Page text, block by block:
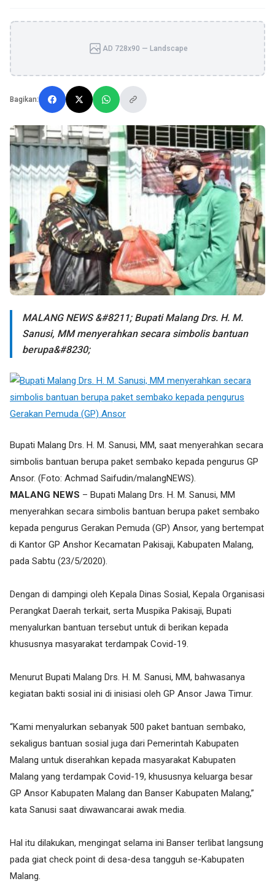
AD 728x90 — Landscape
Bagikan:
MALANG NEWS &#8211; Bupati Malang Drs. H. M.
Sanusi, MM menyerahkan secara simbolis bantuan
berupa&#8230;
Bupati Malang Drs. H. M. Sanusi, MM, saat menyerahkan secara
simbolis bantuan berupa paket sembako kepada pengurus GP
Ansor. (Foto: Achmad Saifudin/malangNEWS).
MALANG NEWS – Bupati Malang Drs. H. M. Sanusi, MM
menyerahkan secara simbolis bantuan berupa paket sembako
kepada pengurus Gerakan Pemuda (GP) Ansor, yang bertempat
di Kantor GP Anshor Kecamatan Pakisaji, Kabupaten Malang,
pada Sabtu (23/5/2020).
Dengan di dampingi oleh Kepala Dinas Sosial, Kepala Organisasi
Perangkat Daerah terkait, serta Muspika Pakisaji, Bupati
menyalurkan bantuan tersebut untuk di berikan kepada
khususnya masyarakat terdampak Covid-19.
Menurut Bupati Malang Drs. H. M. Sanusi, MM, bahwasanya
kegiatan bakti sosial ini di inisiasi oleh GP Ansor Jawa Timur.
“Kami menyalurkan sebanyak 500 paket bantuan sembako,
sekaligus bantuan sosial juga dari Pemerintah Kabupaten
Malang untuk diserahkan kepada masyarakat Kabupaten
Malang yang terdampak Covid-19, khususnya keluarga besar
GP Ansor Kabupaten Malang dan Banser Kabupaten Malang,”
kata Sanusi saat diwawancarai awak media.
Hal itu dilakukan, mengingat selama ini Banser terlibat langsung
pada giat check point di desa-desa tangguh se-Kabupaten
Malang.